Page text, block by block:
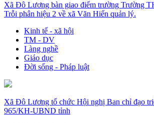
Xã Đô Lương bàn giao điểm trường Trường
Trỗi phân hiệu 2 về xã Văn Hiến quản lý.
Kinh tế - xã hội
TM - DV
Làng nghề
Giáo dục
Đời sống - Pháp luật
Xã Đô Lương tổ chức Hội nghị Ban chỉ đạo
965/KH-UBND tỉnh